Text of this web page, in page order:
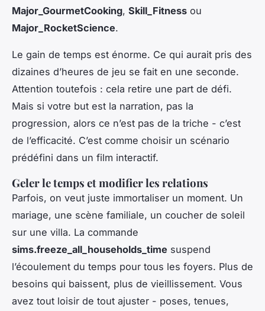
Major_GourmetCooking, Skill_Fitness ou
Major_RocketScience.
Le gain de temps est énorme. Ce qui aurait pris des
dizaines d’heures de jeu se fait en une seconde.
Attention toutefois : cela retire une part de défi.
Mais si votre but est la narration, pas la
progression, alors ce n’est pas de la triche - c’est
de l’efficacité. C’est comme choisir un scénario
prédéfini dans un film interactif.
Geler le temps et modifier les relations
Parfois, on veut juste immortaliser un moment. Un
mariage, une scène familiale, un coucher de soleil
sur une villa. La commande
sims.freeze_all_households_time suspend
l’écoulement du temps pour tous les foyers. Plus de
besoins qui baissent, plus de vieillissement. Vous
avez tout loisir de tout ajuster - poses, tenues,